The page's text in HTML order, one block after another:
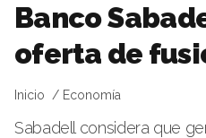
Banco
oferta de
Inicio Economía
Sabadell considera que